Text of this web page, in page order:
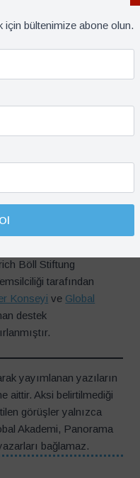
söyleyebiliriz. Son
enerji krizi veya
ikili ilişkilerin
2022,
Equitable, and
Böll Stiftung
tarafından
Konseyi ve Global
destek
yayımlanan yazıların
aittir. Aksi belirtilmediği
görüşler yalnızca
Akademi, Panorama
bağlamaz.
için bültenimize abone olun.